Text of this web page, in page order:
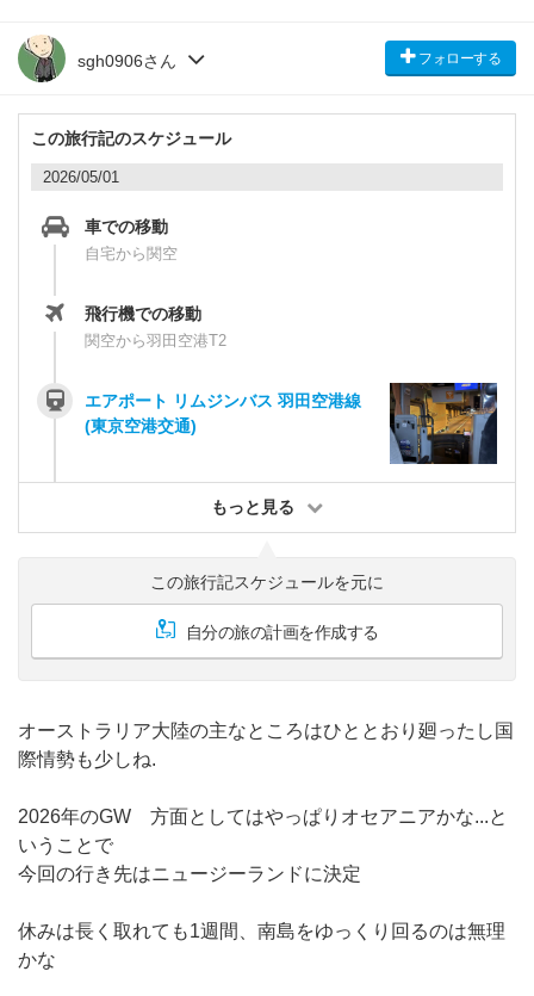
sgh0906さん フォローする
この旅行記のスケジュール
2026/05/01
車での移動
自宅から関空
飛行機での移動
関空から羽田空港T2
エアポート リムジンバス 羽田空港線
(東京空港交通)
もっと見る
この旅行記スケジュールを元に
自分の旅の計画を作成する
オーストラリア大陸の主なところはひととおり廻ったし国
際情勢も少しね.
2026年のGW 方面としてはやっぱりオセアニアかな...と
いうことで
今回の行き先はニュージーランドに決定
休みは長く取れても1週間、南島をゆっくり回るのは無理
かな